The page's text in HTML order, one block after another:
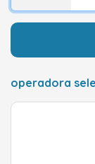
operadora